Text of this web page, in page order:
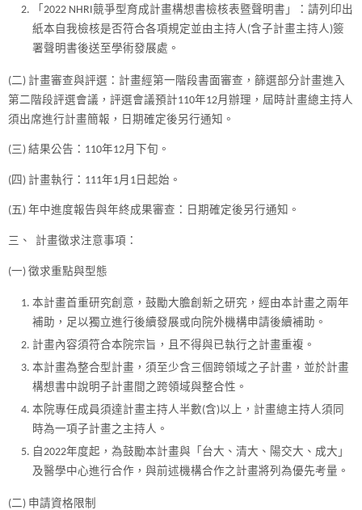
「2022 NHRI競爭型育成計畫構想書檢核表暨聲明書」：請列印出
紙本自我檢核是否符合各項規定並由主持人(含子計畫主持人)簽
署聲明書後送至學術發展處。
(二) 計畫審查與評選：計畫經第一階段書面審查，篩選部分計畫進入
第二階段評選會議，評選會議預計110年12月辦理，屆時計畫總主持人
須出席進行計畫簡報，日期確定後另行通知。
(三) 結果公告：110年12月下旬。
(四) 計畫執行：111年1月1日起始。
(五) 年中進度報告與年終成果審查：日期確定後另行通知。
三、 計畫徵求注意事項：
(一) 徵求重點與型態
本計畫首重研究創意，鼓勵大膽創新之研究，經由本計畫之兩年
補助，足以獨立進行後續發展或向院外機構申請後續補助。
計畫內容須符合本院宗旨，且不得與已執行之計畫重複。
本計畫為整合型計畫，須至少含三個跨領域之子計畫，並於計畫
構想書中說明子計畫間之跨領域與整合性。
本院專任成員須達計畫主持人半數(含)以上，計畫總主持人須同
時為一項子計畫之主持人。
自2022年度起，為鼓勵本計畫與「台大、清大、陽交大、成大」
及醫學中心進行合作，與前述機構合作之計畫將列為優先考量。
(二) 申請資格限制